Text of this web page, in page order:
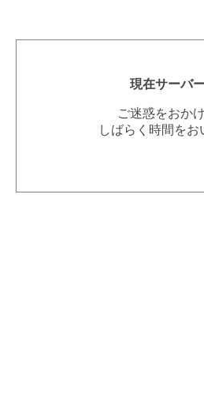
現在サーバ
ご迷惑をおか
しばらく時間を